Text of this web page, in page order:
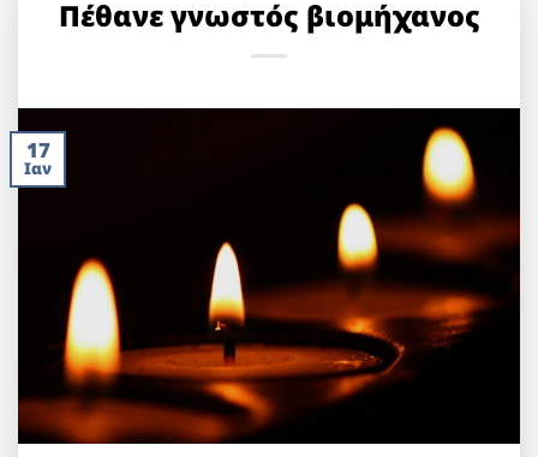
Πέθανε γνωστός βιομήχανος
17
Ιαν